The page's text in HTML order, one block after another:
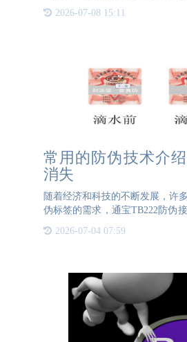
产、加工、包装、运输、销售等
采集、存储和分析，实现对食品
2026-07-08 15:11
常用的防伪技术
消失
随着经济和科技的不断发展，许
伪标签的需求，通宝TB222防伪
技术之一：滴水消失。一、滴水
2026-07-04 07:59